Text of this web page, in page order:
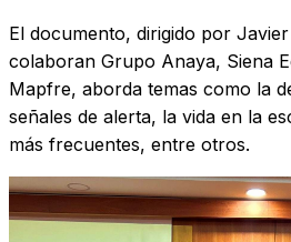
El documento, dirigido por
colaboran Grupo Anaya, Siena
Mapfre, aborda temas como la
señales de alerta, la vida en la
más frecuentes, entre otros.